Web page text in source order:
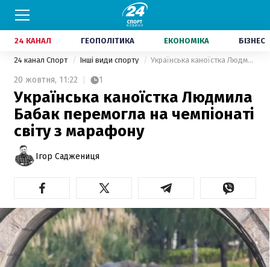
24 КАНАЛ ГЕОПОЛІТИКА ЕКОНОМІКА БІЗНЕС
24 канал Спорт Інші види спорту Українська каноїстка Людмила Бабак перемогла на чемпіонаті світу з марафону
20 жовтня, 11:22 1
Українська каноїстка Людмила
Бабак перемогла на чемпіонаті
світу з марафону
Ігор Саджениця